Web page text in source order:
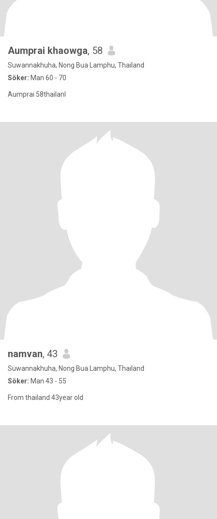
Aumprai khaowga, 58
Suwannakhuha, Nong Bua Lamphu, Thailand
Söker: Man 60 - 70
Aumprai 58thailanl
namvan, 43
Suwannakhuha, Nong Bua Lamphu, Thailand
Söker: Man 43 - 55
From thailand 43year old